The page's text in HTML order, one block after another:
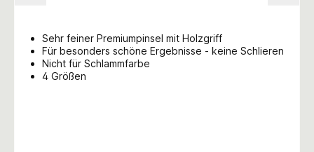
Sehr feiner Premiumpinsel mit Holzgriff
Für besonders schöne Ergebnisse - keine Schlieren
Nicht für Schlammfarbe
4 Größen